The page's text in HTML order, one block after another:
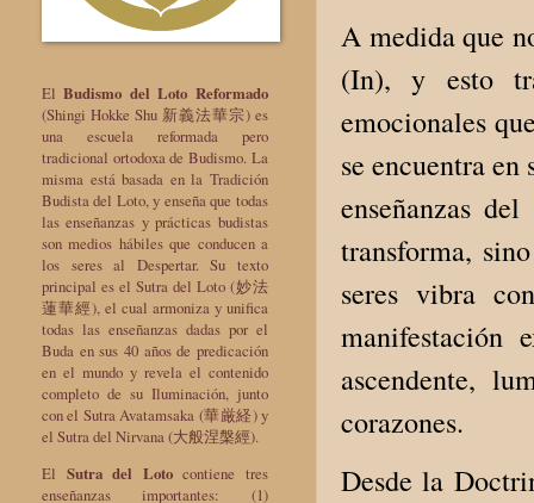
A medida que
(In), y esto
emocionales
se encuentra
enseñanzas
transforma,
seres vibra
manifestación
ascendente,
corazones.
Desde la
ElBudismo del Loto Reformado
(Shingi Hokke Shu 新義法華宗) es
una escuela reformada pero
tradicional ortodoxa de Budismo. La
misma está basada en la Tradición
Budista del Loto, y enseña que todas
las enseñanzas y prácticas budistas
son medios hábiles que conducen a
los seres al Despertar. Su texto
principal es el Sutra del Loto (妙法
蓮華經), el cual armoniza y unifica
todas las enseñanzas dadas por el
Buda en sus 40 años de predicación
en el mundo y revela el contenido
completo de su Iluminación, junto
con el Sutra Avatamsaka (華厳経) y
el Sutra del Nirvana (大般涅槃經).
El Sutra del Lotocontiene tres
enseñanzas importantes: (1)